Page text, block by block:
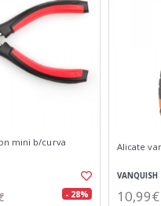
mini b/curva
- 28%
Alicate
VANQUISH
10,99€